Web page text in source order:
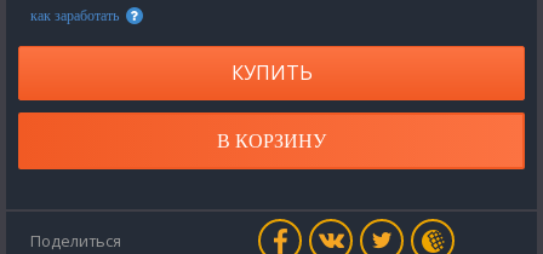
как заработать
КУПИТЬ
В КОРЗИНУ
Поделиться